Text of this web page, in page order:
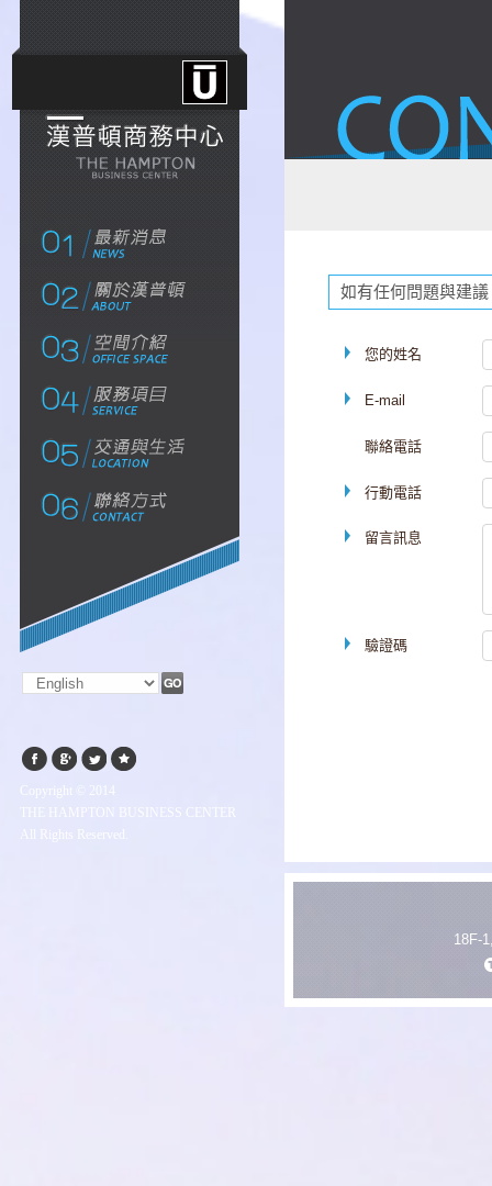
Copyright © 2014
THE HAMPTON BUSINESS CENTER
All Rights Reserved.
如有任何問題與建
您的姓名
E-mail
聯絡電話
行動電話
留言訊息
驗證碼
18F-